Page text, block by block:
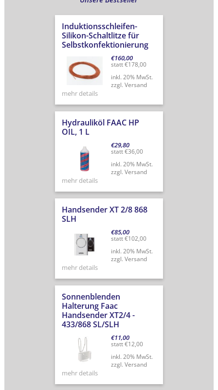
Induktionsschleifen-
Silikon-Schaltlitze für
Selbstkonfektionierung
€160,00
statt€178,00
inkl. 20% MwSt.
zzgl. Versand
mehr details
Hydrauliköl FAAC HP
OIL, 1 L
€29,80
statt€36,00
inkl. 20% MwSt.
zzgl. Versand
mehr details
Handsender XT 2/8 868
SLH
€85,00
statt€102,00
inkl. 20% MwSt.
zzgl. Versand
mehr details
Sonnenblenden
Halterung Faac
Handsender XT2/4 -
433/868 SL/SLH
€11,00
statt€12,00
inkl. 20% MwSt.
zzgl. Versand
mehr details